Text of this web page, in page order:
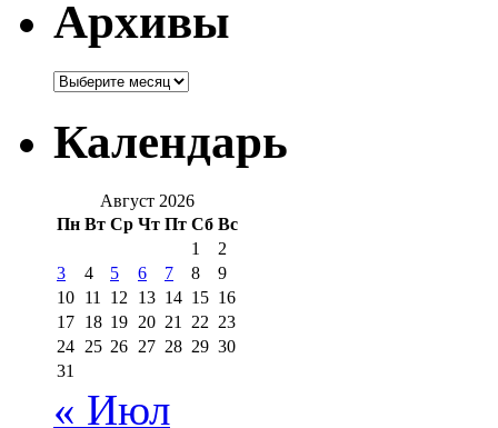
Архивы
Архивы
Календарь
Август 2026
Пн Вт Ср Чт Пт Сб Вс
1
2
3
4 5 6 7 8
9
10 11 12 13 14 15 16
17 18 19 20 21 22 23
24 25 26 27 28 29 30
31
« Июл